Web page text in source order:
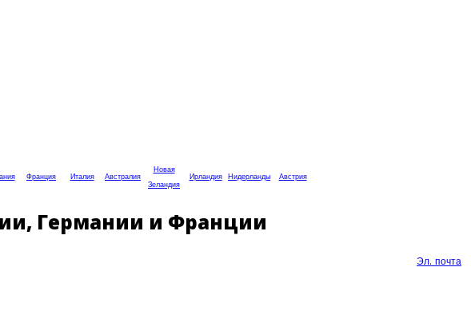
Франция Италия Австралия
Новая
Зеландия
Ирландия Нидерланды Австрия
Германии и Франции
Эл. почта